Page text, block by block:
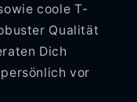
coole T-
Qualität
Dich
vor